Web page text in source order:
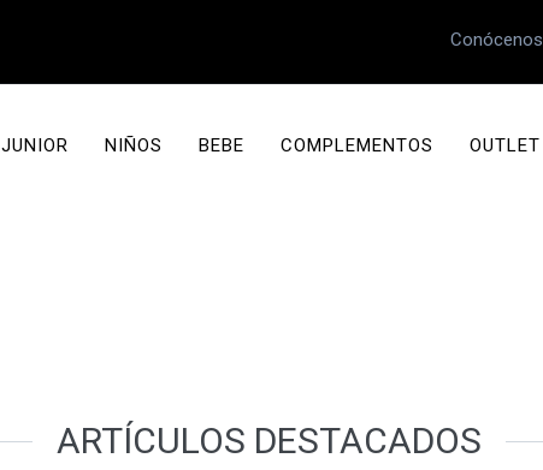
Conócenos
JUNIOR NIÑOS BEBE COMPLEMENTOS OUTLET
ARTÍCULOS DESTACADOS